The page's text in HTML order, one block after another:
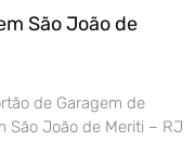
São João de
de Garagem de
São João de Meriti – RJ